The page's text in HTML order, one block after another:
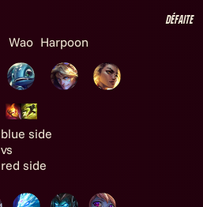
Défaite
Wao Harpoon
blue side
vs
red side